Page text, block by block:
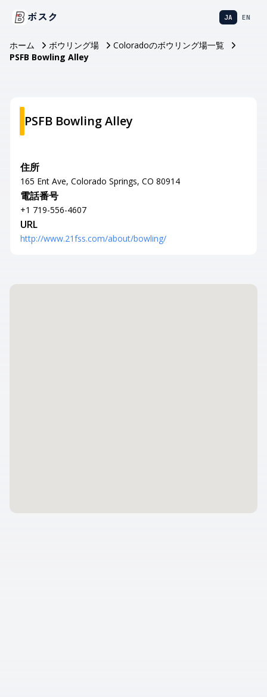
ボスク JA EN
ホーム ボウリング場
Coloradoのボウリング場一覧
PSFB Bowling Alley
PSFB Bowling Alley
住所
165 Ent Ave, Colorado Springs, CO 80914
電話番号
+1 719-556-4607
URL
http://www.21fss.com/about/bowling/